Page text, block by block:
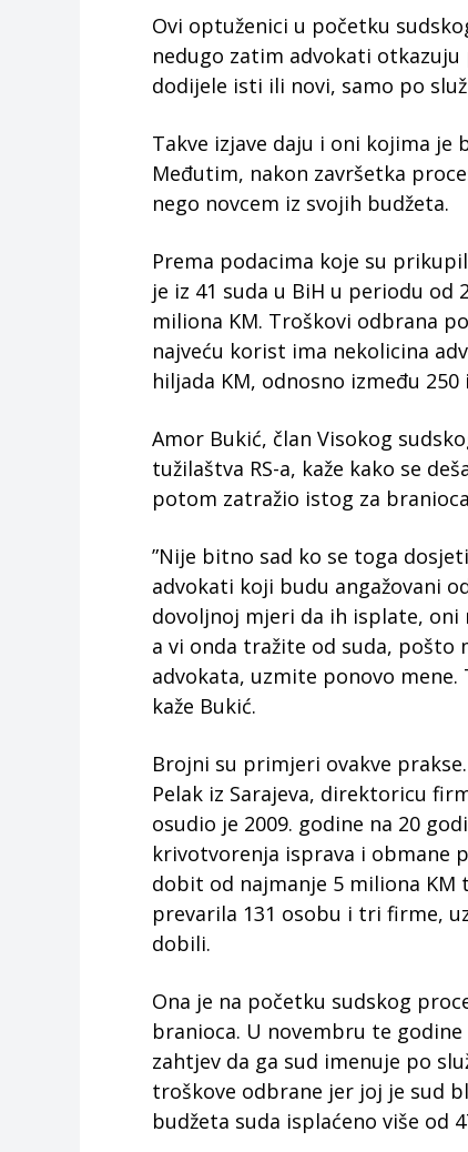
Ovi optuženici u početku
nedugo zatim advokati
dodijele isti ili novi, samo po
Takve izjave daju i oni kojima je
Međutim, nakon završetka
nego novcem iz svojih budžeta.
Prema podacima koje su
je iz 41 suda u BiH u periodu od
miliona KM. Troškovi odbrana
najveću korist ima nekolicina
hiljada KM, odnosno između 250
Amor Bukić, član Visokog
tužilaštva RS-a, kaže kako se
potom zatražio istog za
”Nije bitno sad ko se toga
advokati koji budu angažovani
dovoljnoj mjeri da ih isplate, oni
a vi onda tražite od suda,
advokata, uzmite ponovo
kaže Bukić.
Brojni su primjeri ovakve
Pelak iz Sarajeva, direktoricu
osudio je 2009. godine na 20
krivotvorenja isprava i obmane
dobit od najmanje 5 miliona KM
prevarila 131 osobu i tri firme,
dobili.
Ona je na početku sudskog
branioca. U novembru te
zahtjev da ga sud imenuje po
troškove odbrane jer joj je sud
budžeta suda isplaćeno više od